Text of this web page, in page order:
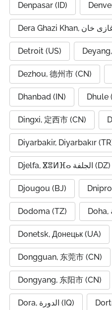
Denpasar (ID)
Detroit (US)
Dezhou, 德州市 (CN)
Dhanbad (IN) Dhule
Dingxi, 定西市 (CN)
Diyarbakir, Diyarbakır
Djelfa, ⴵⴻⵍⴼⴰ الجلفة (DZ)
Djougou (BJ)
Dodoma (TZ)
Donetsk, Донецьк (UA)
Dongguan, 东莞市 (CN)
Dongyang, 东阳市 (CN)
Dora, الدورة (IQ)